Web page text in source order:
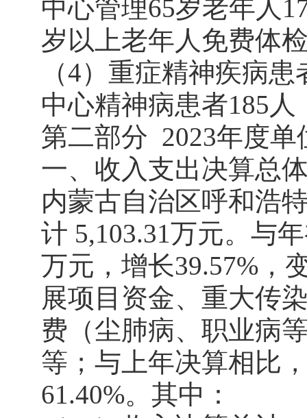
中心管理65岁老年人
岁以上老年人免费体
（4）重症精神疾病患
中心精神病患者185人
第二部分 2023年度单
一、收入支出决算总
内蒙古自治区呼和浩
计 5,103.31万元。与
万元，增长39.57%，
展项目资金、重大传
费（尘肺病、职业病
等；与上年决算相比
61.40%。其中：